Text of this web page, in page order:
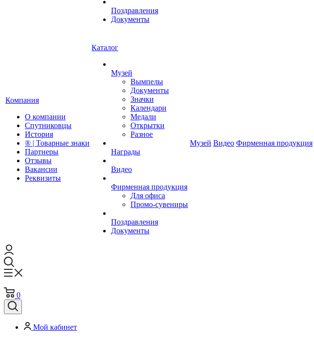
Поздравления
Документы
Компания
О компании
Спутниковцы
История
® | Товарные знаки
Партнеры
Отзывы
Вакансии
Реквизиты
Каталог
Музей
Вымпелы
Документы
Значки
Календари
Медали
Открытки
Разное
Награды
Видео
Фирменная продукция
Для офиса
Промо-сувениры
Поздравления
Документы
Музей Видео Фирменная продукция
0
Мой кабинет